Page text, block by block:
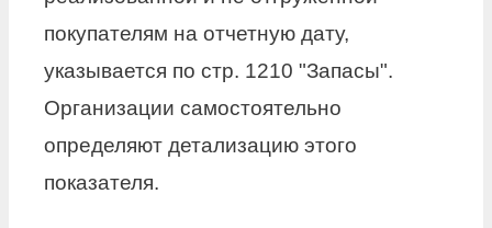
покупателям на отчетную дату,
указывается по стр. 1210 "Запасы".
Организации самостоятельно
определяют детализацию этого
показателя.